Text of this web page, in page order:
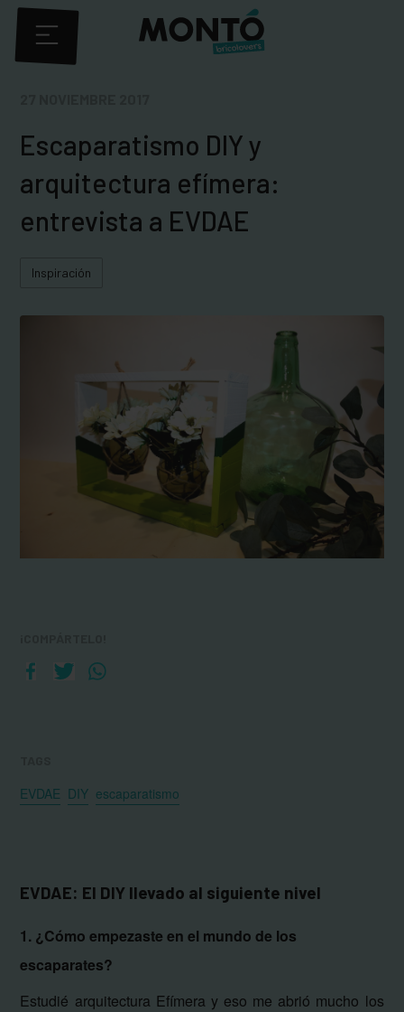
Escaparatismo DIY y
arquitectura efímera:
entrevista a EVDAE
Inspiración
EVDAE DIY escaparatismo
EVDAE: El DIY llevado al siguiente nivel
1. ¿Cómo empezaste en el mundo de los
escaparates?
Estudié arquitectura Efímera y eso me abrió mucho los